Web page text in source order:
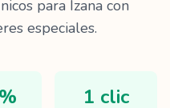
para Izanacon
especiales.
1 clic